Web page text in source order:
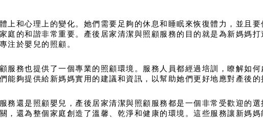
上和心理上的變化。她們需要足夠的休息和睡眠來恢復體力，並且
庭的和諧非常重要。產後居家清潔與照顧服務的目的就是為新媽媽打
注於嬰兒的照顧。
服務也提供了一個專業的照顧環境。服務人員都經過培訓，瞭解如何
能夠提供給新媽媽實用的建議和資訊，以幫助她們更好地應對產後的
務還是照顧嬰兒，產後居家清潔與照顧服務都是一個非常受歡迎的選
，還為整個家庭創造了溫馨、乾淨和健康的環境。這些服務讓新媽